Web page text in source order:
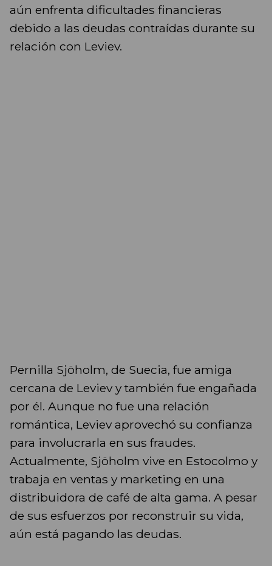
aún enfrenta dificultades financieras
debido a las deudas contraídas durante su
relación con Leviev.
Pernilla Sjöholm, de Suecia, fue amiga
cercana de Leviev y también fue engañada
por él. Aunque no fue una relación
romántica, Leviev aprovechó su confianza
para involucrarla en sus fraudes.
Actualmente, Sjöholm vive en Estocolmo y
trabaja en ventas y marketing en una
distribuidora de café de alta gama. A pesar
de sus esfuerzos por reconstruir su vida,
aún está pagando las deudas.